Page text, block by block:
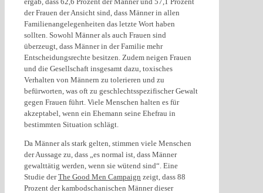
der Frauen der Ansicht sind, dass Männer in allen
Familienangelegenheiten das letzte Wort haben
sollten. Sowohl Männer als auch Frauen sind
überzeugt, dass Männer in der Familie mehr
Entscheidungsrechte besitzen. Zudem neigen Frauen
und die Gesellschaft insgesamt dazu, toxisches
Verhalten von Männern zu tolerieren und zu
befürworten, was oft zu geschlechtsspezifischer Gewalt
gegen Frauen führt. Viele Menschen halten es für
akzeptabel, wenn ein Ehemann seine Ehefrau in
bestimmten Situation schlägt.
Da Männer als stark gelten, stimmen viele Menschen
der Aussage zu, dass „es normal ist, dass Männer
gewalttätig werden, wenn sie wütend sind“. Eine
Studie derThe Good Men Campaign zeigt, dass 88
Prozent der kambodschanischen Männer dieser